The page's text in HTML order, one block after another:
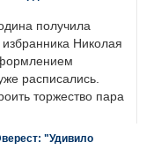
получила
Николая
расписались.
торжество пара
"Удивило